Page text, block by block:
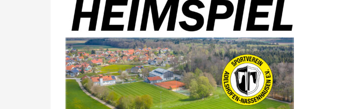
Kategorien
Allgemein
Fußball Damen
Fußball Herren
Fußball Jugend
Stadionzeitung
HOW TO SHOP